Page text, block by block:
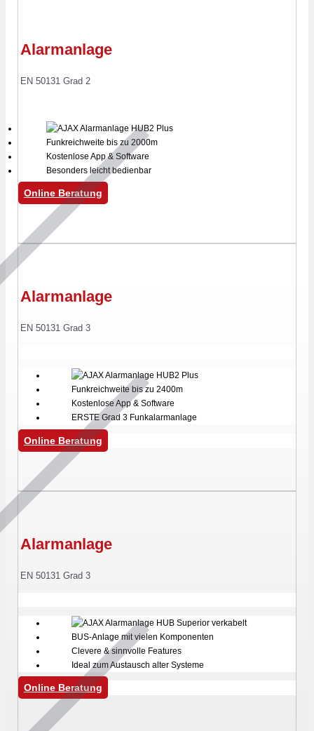
Alarmanlage
EN 50131 Grad 2
Funkreichweite bis zu 2000m
Kostenlose App & Software
Besonders leicht bedienbar
Online Beratung
Alarmanlage
EN 50131 Grad 3
Funkreichweite bis zu 2400m
Kostenlose App & Software
ERSTE Grad 3 Funkalarmanlage
Online Beratung
Alarmanlage
EN 50131 Grad 3
BUS-Anlage mit vielen Komponenten
Clevere & sinnvolle Features
Ideal zum Austausch alter Systeme
Online Beratung